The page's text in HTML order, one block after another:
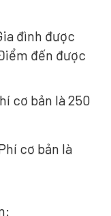
đình được
đến được
cơ bản là 250
cơ bản là